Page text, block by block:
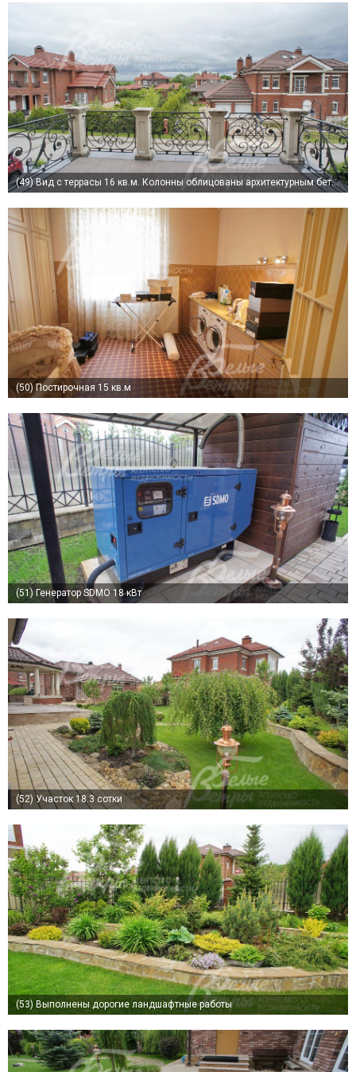
(49)Вид с террасы 16 кв.м. Колонны облицованы архитектурным бетоном
(50)Постирочная 15 кв.м
(51) Генератор SDMO 18 кВт
(52) Участок 18.3 сотки
(53) Выполнены дорогие ландшафтные работы